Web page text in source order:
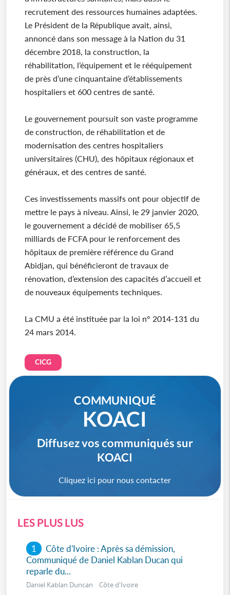
recrutement des ressources humaines adaptées.
Le Président de la République avait, ainsi,
annoncé dans son message à la Nation du 31
décembre 2018, la construction, la
réhabilitation, l’équipement et le rééquipement
de près d’une cinquantaine d’établissements
hospitaliers et 600 centres de santé.
Le gouvernement poursuit son vaste programme
de construction, de réhabilitation et de
modernisation des centres hospitaliers
universitaires (CHU), des hôpitaux régionaux et
généraux, et des centres de santé.
Ces investissements massifs ont pour objectif de
mettre le pays à niveau. Ainsi, le 29 janvier 2020,
le gouvernement a décidé de mobiliser 65,5
milliards de FCFA pour le renforcement des
hôpitaux de première référence du Grand
Abidjan, qui bénéficieront de travaux de
rénovation, d’extension des capacités d’accueil et
de nouveaux équipements techniques.
La CMU a été instituée par la loi n° 2014-131 du
24 mars 2014.
CICG
COMMUNIQUÉ
KOACI
Diffusez vos communiqués sur
KOACI
Cliquez ici pour nous contacter
LES PLUS LUS
1
Côte d'Ivoire : Après sa démission,
Communiqué de Daniel Kablan Ducan qui
reparle du...
Daniel Kablan Duncan Côte d'Ivoire